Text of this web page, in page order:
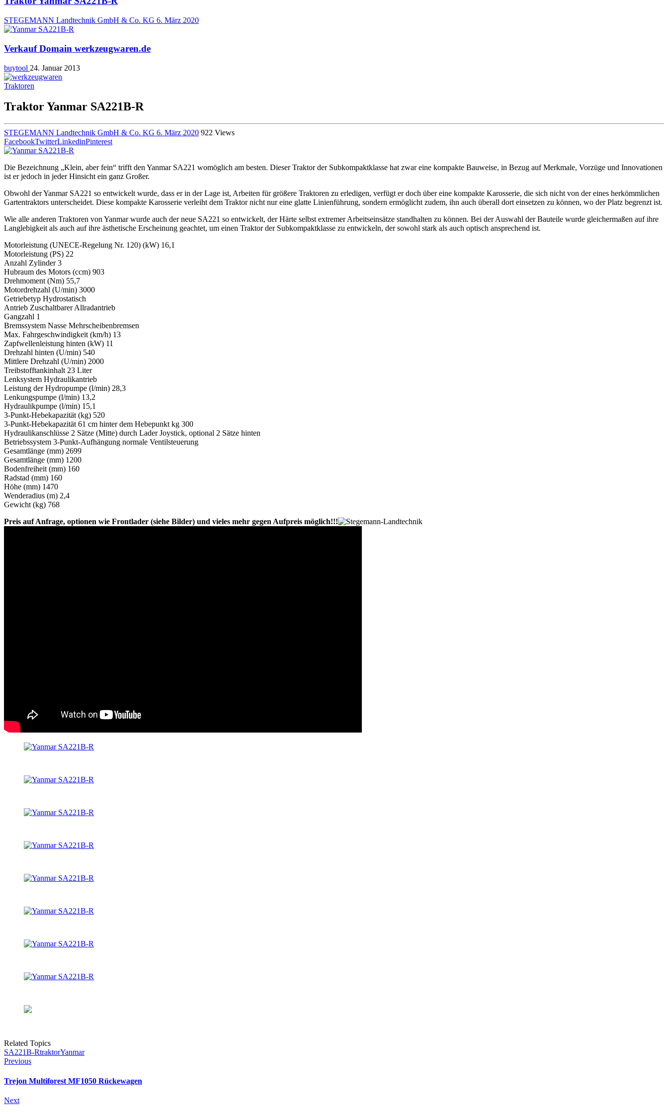
STEGEMANN Landtechnik GmbH & Co. KG 6. März 2020
Verkauf Domain werkzeugwaren.de
buytool 24. Januar 2013
Traktoren
Traktor Yanmar SA221B-R
STEGEMANN Landtechnik GmbH & Co. KG 6. März 2020 922 Views
FacebookTwitterLinkedinPinterest
Die Bezeichnung „Klein, aber fein“ trifft den Yanmar SA221 womöglich am besten. Dieser Traktor der Subkompaktklasse hat zwar eine kompakte Bauweise, in Bezug auf Merkmale, Vorzüge und Innovationen
ist er jedoch in jeder Hinsicht ein ganz Großer.
Obwohl der Yanmar SA221 so entwickelt wurde, dass er in der Lage ist, Arbeiten für größere Traktoren zu erledigen, verfügt er doch über eine kompakte Karosserie, die sich nicht von der eines herkömmlichen
Gartentraktors unterscheidet. Diese kompakte Karosserie verleiht dem Traktor nicht nur eine glatte Linienführung, sondern ermöglicht zudem, ihn auch überall dort einsetzen zu können, wo der Platz begrenzt ist.
Wie alle anderen Traktoren von Yanmar wurde auch der neue SA221 so entwickelt, der Härte selbst extremer Arbeitseinsätze standhalten zu können. Bei der Auswahl der Bauteile wurde gleichermaßen auf ihre
Langlebigkeit als auch auf ihre ästhetische Erscheinung geachtet, um einen Traktor der Subkompaktklasse zu entwickeln, der sowohl stark als auch optisch ansprechend ist.
Motorleistung (UNECE-Regelung Nr. 120) (kW) 16,1
Motorleistung (PS) 22
Anzahl Zylinder 3
Hubraum des Motors (ccm) 903
Drehmoment (Nm) 55,7
Motordrehzahl (U/min) 3000
Getriebetyp Hydrostatisch
Antrieb Zuschaltbarer Allradantrieb
Gangzahl 1
Bremssystem Nasse Mehrscheibenbremsen
Max. Fahrgeschwindigkeit (km/h) 13
Zapfwellenleistung hinten (kW) 11
Drehzahl hinten (U/min) 540
Mittlere Drehzahl (U/min) 2000
Treibstofftankinhalt 23 Liter
Lenksystem Hydraulikantrieb
Leistung der Hydropumpe (l/min) 28,3
Lenkungspumpe (l/min) 13,2
Hydraulikpumpe (l/min) 15,1
3-Punkt-Hebekapazität (kg) 520
3-Punkt-Hebekapazität 61 cm hinter dem Hebepunkt kg 300
Hydraulikanschlüsse 2 Sätze (Mitte) durch Lader Joystick, optional 2 Sätze hinten
Betriebssystem 3-Punkt-Aufhängung normale Ventilsteuerung
Gesamtlänge (mm) 2699
Gesamtlänge (mm) 1200
Bodenfreiheit (mm) 160
Radstad (mm) 160
Höhe (mm) 1470
Wenderadius (m) 2,4
Gewicht (kg) 768
Preis auf Anfrage, optionen wie Frontlader (siehe Bilder) und vieles mehr gegen Aufpreis möglich!!!
Related Topics
SA221B-RtraktorYanmar
Previous
Trejon Multiforest MF1050 Rückewagen
Next